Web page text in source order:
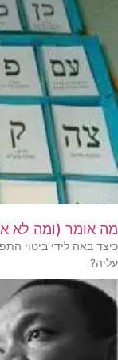
מה אומר (ומה לא
כיצד באה לידי ביטוי
עליה?